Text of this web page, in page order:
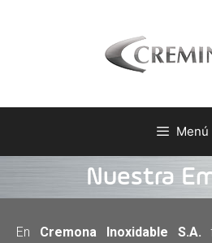
Menú
Nuestra
En Cremona Inoxidable S.A.